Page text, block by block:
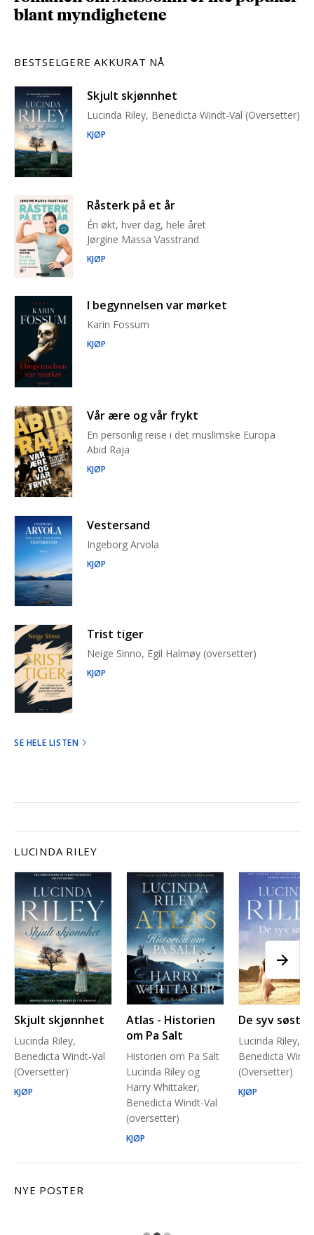
blant myndighetene
BESTSELGERE AKKURAT NÅ
Skjult skjønnhet
Lucinda Riley, Benedicta Windt-Val (Oversetter)
KJØP
Råsterk på et år
Én økt, hver dag, hele året
Jørgine Massa Vasstrand
KJØP
I begynnelsen var mørket
Karin Fossum
KJØP
Vår ære og vår frykt
En personlig reise i det muslimske Europa
Abid Raja
KJØP
Vestersand
Ingeborg Arvola
KJØP
Trist tiger
Neige Sinno, Egil Halmøy (oversetter)
KJØP
SE HELE LISTEN
LUCINDA RILEY
Skjult skjønnhet
Lucinda Riley,
Benedicta Windt-Val
(Oversetter)
KJØP
Atlas - Historien
om Pa Salt
Historien om Pa Salt
Lucinda Riley og
Harry Whittaker,
Benedicta Windt-Val
(oversetter)
KJØP
De syv søstre
Lucinda Riley,
Benedicta
(Oversetter)
KJØP
NYE POSTER